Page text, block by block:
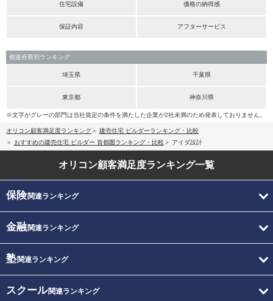
住宅設備 価格の納得感
保証内容 アフターサービス
都道府県別ランキング
埼玉県 千葉県
東京都 神奈川県
※文字がグレーの部門は当社規定の条件を満たした企業が2社未満のため発表しておりません。
オリコン顧客満足度ランキング
建売住宅 ビルダーランキング・比較
おすすめの建売住宅 ビルダー 首都圏ランキング・比較
アイダ設計
オリコン顧客満足度ランキング一覧
保険関連ランキング
金融関連ランキング
塾関連ランキング
スクール関連ランキング